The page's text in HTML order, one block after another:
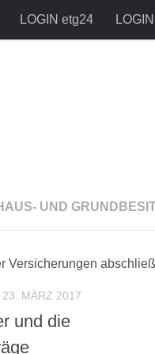
LOGIN etg24
UND
23. MÄRZ 2017
und die